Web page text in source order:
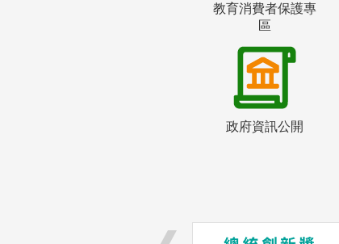
教育消費者保護專
區
政府資訊公開